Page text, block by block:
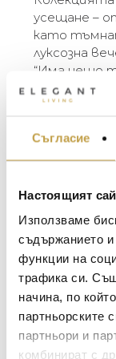
Съгласие
Настоящият
Използваме
съдържанието
функции на
трафика си.
начина, по
партньорските
партньори и
комбинират с
усещане –
като
луксозна
“Има нещо
прекрасни,
имение или
над града.
вечер.” –
The Michael
inspired by
and the rich
strikingly
detail. The
feeling –
dark, velvety
“There is